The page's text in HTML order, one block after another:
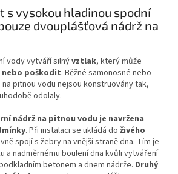
s vysokou hladinou spodní
dvouplášťová nádrž na
vody vytváří silnývztlak, který může
poškodit. Běžné samonosné nebo
pitnou vodu nejsou konstruovány tak,
odolaly.
nádrž na pitnou vodu je navržena
. Při instalaci se ukládá do živého
spojí s žebry na vnější straně dna. Tím je
a nadměrnému boulení dna kvůli vytváření
betonem a dnem nádrže. Druhý